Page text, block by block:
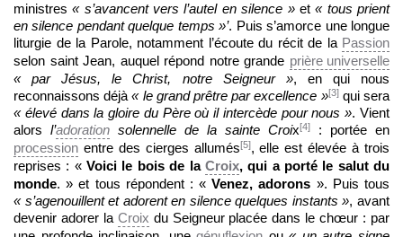
ministres« s’avancent vers l’autel en silence »et« tous prient
en silence pendant quelque temps »’. Puis s’amorce une longue
liturgie de la Parole, notamment l’écoute du récit de la Passion
selon saint Jean, auquel répond notre grande prière universelle
« par Jésus, le Christ, notre Seigneur », en qui nous
reconnaissons déjà« le grand prêtre par excellence »[3]qui sera
« élevé dans la gloire du Père où il intercède pour nous ». Vient
alors l’adoration solennelle de la sainte Croix[4]
: portée en
procession entre des cierges allumés[5], elle est élevée à trois
reprises : «Voici le bois de la Croix, qui a porté le salut du
monde. » et tous répondent : «Venez, adorons ». Puis tous
« s’agenouillent et adorent en silence quelques instants », avant
devenir adorer la Croix du Seigneur placée dans le chœur : par